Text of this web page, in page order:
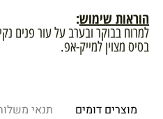
הוראות שימוש:
למרוח בבוקר ובערב על עור פנים
בסיס מצוין למייק-אפ.
מוצרים דומים תנאי